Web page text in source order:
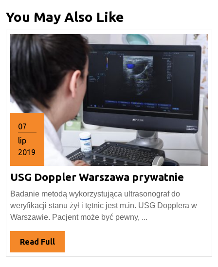
You May Also Like
07
lip
2019
lipca
USG Doppler Warszawa prywatnie
Badanie metodą wykorzystująca ultrasonograf do
weryfikacji stanu żył i tętnic jest m.in. USG Dopplera w
Warszawie. Pacjent może być pewny, ...
Read FullRead
Full